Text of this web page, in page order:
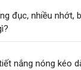
đục, nhiều nhớt,
nắng nóng kéo